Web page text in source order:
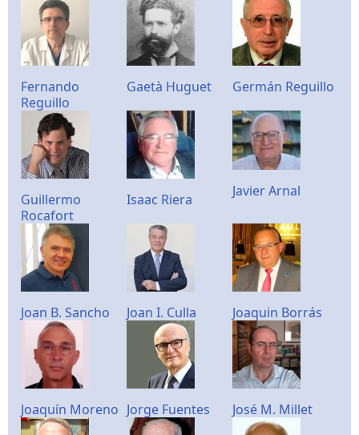
Fernando
Reguillo
Gaetà Huguet Germán Reguillo
Guillermo
Rocafort
Isaac Riera Javier Arnal
Joan B. Sancho Joan I. Culla Joaquin Borrás
Joaquín Moreno Jorge Fuentes José M. Millet